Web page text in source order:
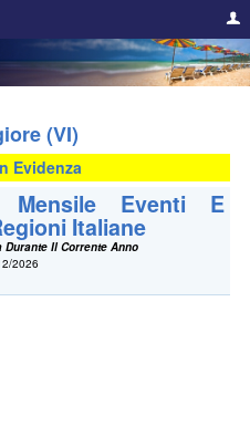
(VI)
Evidenza
Mensile Eventi E
Italiane
Il Corrente Anno
2026